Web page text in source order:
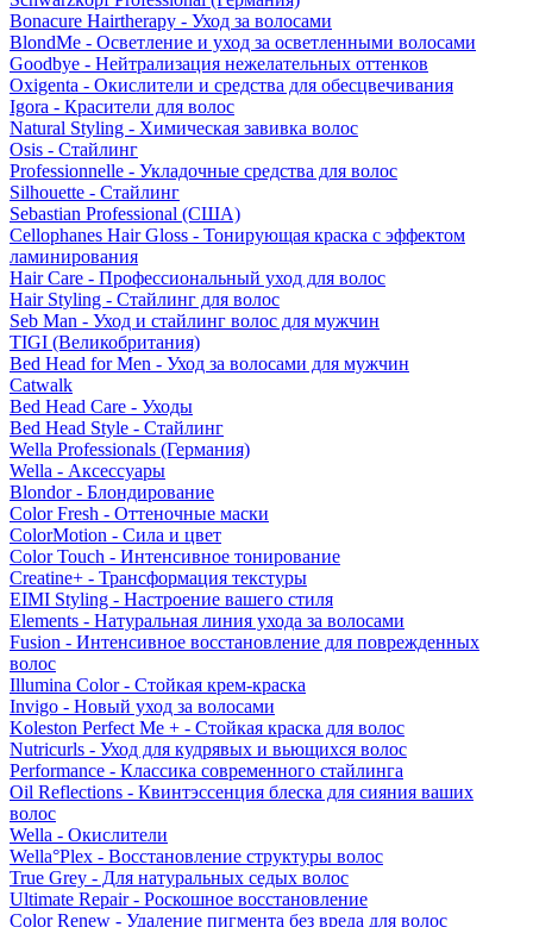
Bonacure Hairtherapy - Уход за волосами
BlondMe - Осветление и уход за осветленными волосами
Goodbye - Нейтрализация нежелательных оттенков
Oxigenta - Окислители и средства для обесцвечивания
Igora - Красители для волос
Natural Styling - Химическая завивка волос
Osis - Стайлинг
Professionnelle - Укладочные средства для волос
Silhouette - Стайлинг
Sebastian Professional (США)
Cellophanes Hair Gloss - Тонирующая краска с эффектом
ламинирования
Hair Care - Профессиональный уход для волос
Hair Styling - Стайлинг для волос
Seb Man - Уход и стайлинг волос для мужчин
TIGI (Великобритания)
Bed Head for Men - Уход за волосами для мужчин
Catwalk
Bed Head Care - Уходы
Bed Head Style - Стайлинг
Wella Professionals (Германия)
Wella - Аксессуары
Blondor - Блондирование
Color Fresh - Оттеночные маски
ColorMotion - Сила и цвет
Color Touch - Интенсивное тонирование
Creatine+ - Трансформация текстуры
EIMI Styling - Настроение вашего стиля
Elements - Натуральная линия ухода за волосами
Fusion - Интенсивное восстановление для поврежденных
волос
Illumina Color - Стойкая крем-краска
Invigo - Новый уход за волосами
Koleston Perfect Me + - Стойкая краска для волос
Nutricurls - Уход для кудрявых и вьющихся волос
Performance - Классика современного стайлинга
Oil Reflections - Квинтэссенция блеска для сияния ваших
волос
Wella - Окислители
Wella°Plex - Восстановление структуры волос
True Grey - Для натуральных седых волос
Ultimate Repair - Роскошное восстановление
Color Renew - Удаление пигмента без вреда для волос